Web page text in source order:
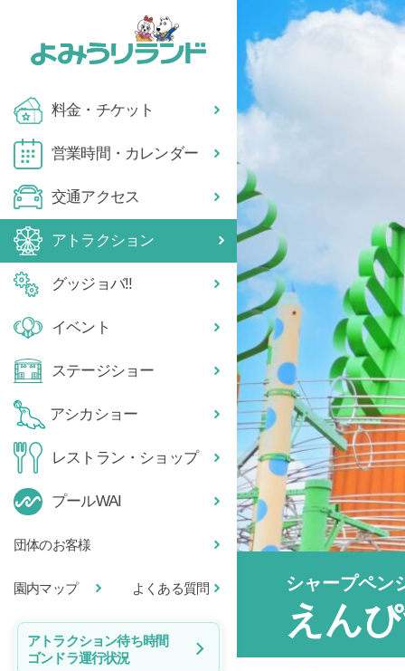
料金・チケット
営業時間・カレンダー
交通アクセス
アトラクション
グッジョバ!!
イベント
ステージショー
アシカショー
レストラン・ショップ
プールWAI
団体のお客様
園内マップ よくある質問
アトラクション待ち時間
ゴンドラ運行状況
シャープペン
えん